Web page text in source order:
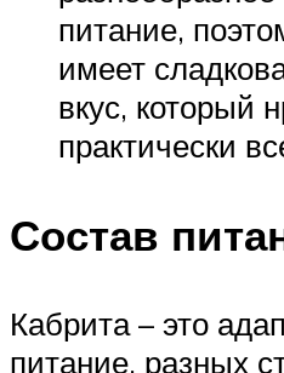
питание,
имеет
вкус, который
практически
Состав
Кабрита – это
питание, разных